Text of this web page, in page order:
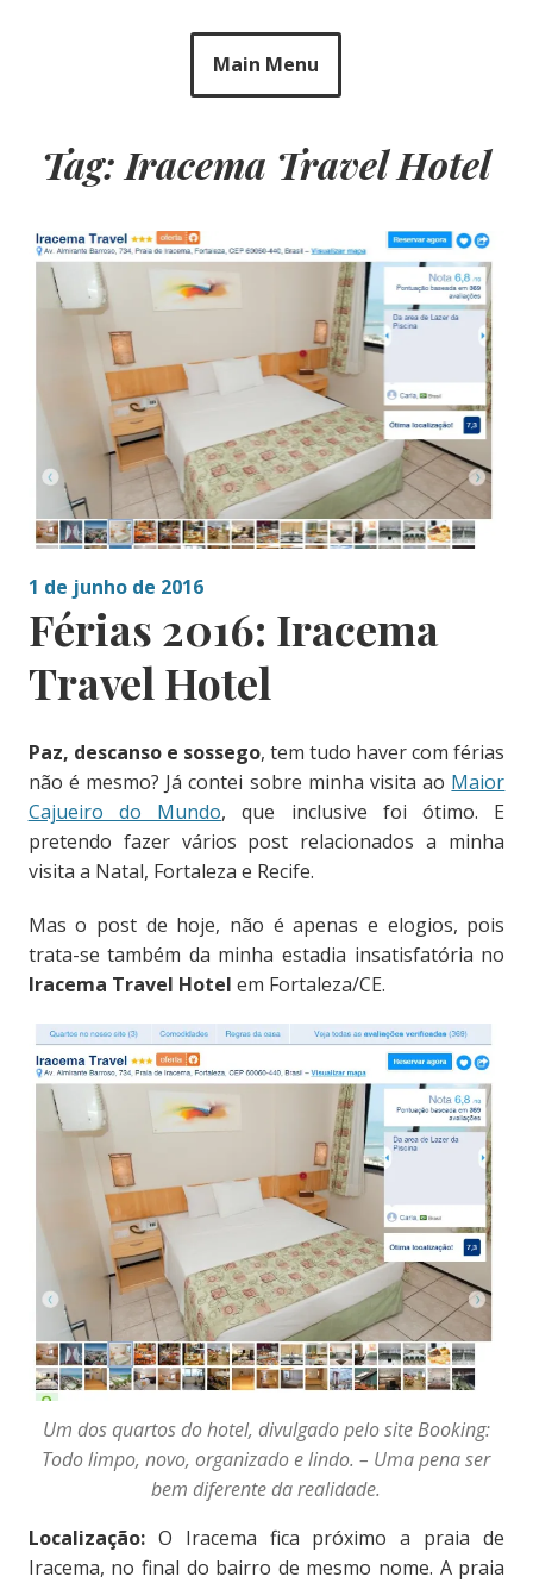
Main Menu
Tag: Iracema Travel Hotel
1 de junho de 2016
Férias 2016: Iracema
Travel Hotel
Paz, descanso e sossego, tem tudo haver com férias
não é mesmo? Já contei sobre minha visita ao Maior
Cajueiro do Mundo, que inclusive foi ótimo. E
pretendo fazer vários post relacionados a minha
visita a Natal, Fortaleza e Recife.
Mas o post de hoje, não é apenas e elogios, pois
trata-se também da minha estadia insatisfatória no
Iracema Travel Hotel em Fortaleza/CE.
Um dos quartos do hotel, divulgado pelo site Booking:
Todo limpo, novo, organizado e lindo. – Uma pena ser
bem diferente da realidade.
Localização:O Iracema fica próximo a praia de
Iracema, no final do bairro de mesmo nome. A praia